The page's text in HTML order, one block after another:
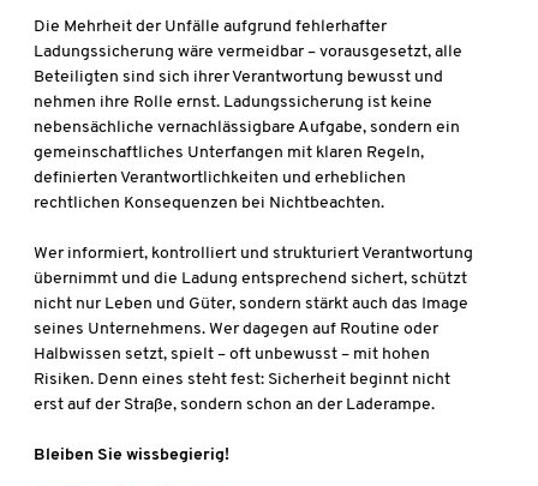
Die Mehrheit der Unfälle aufgrund fehlerhafter
Ladungssicherung wäre vermeidbar – vorausgesetzt, alle
Beteiligten sind sich ihrer Verantwortung bewusst und
nehmen ihre Rolle ernst. Ladungssicherung ist keine
nebensächliche vernachlässigbare Aufgabe, sondern ein
gemeinschaftliches Unterfangen mit klaren Regeln,
definierten Verantwortlichkeiten und erheblichen
rechtlichen Konsequenzen bei Nichtbeachten.
Wer informiert, kontrolliert und strukturiert Verantwortung
übernimmt und die Ladung entsprechend sichert, schützt
nicht nur Leben und Güter, sondern stärkt auch das Image
seines Unternehmens. Wer dagegen auf Routine oder
Halbwissen setzt, spielt – oft unbewusst – mit hohen
Risiken. Denn eines steht fest: Sicherheit beginnt nicht
erst auf der Straße, sondern schon an der Laderampe.
Bleiben Sie wissbegierig!